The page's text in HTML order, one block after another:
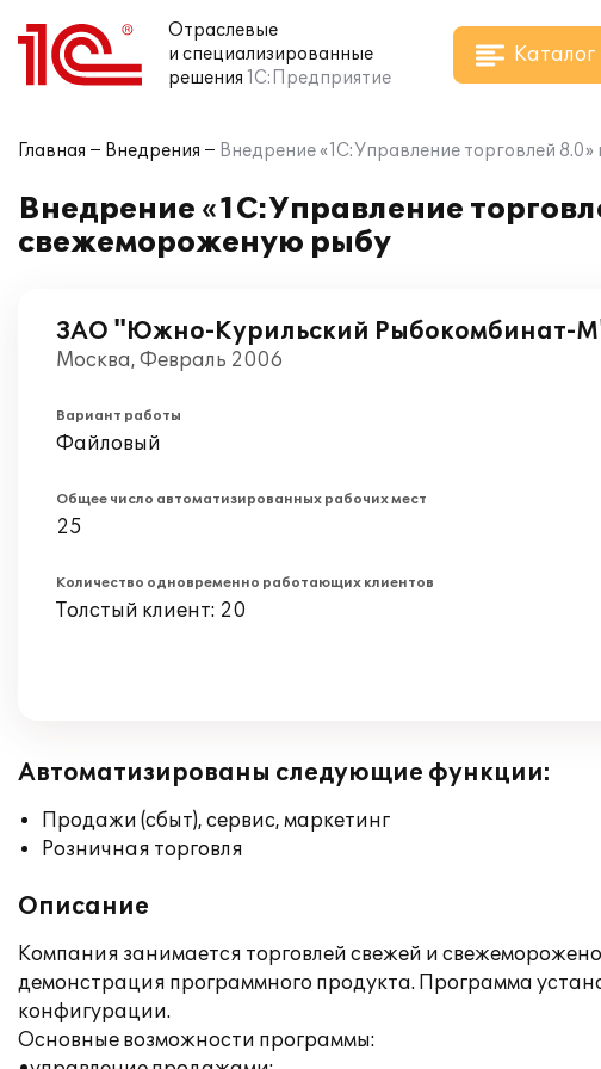
Отраслевые
и специализированные
решения 1С:Предприятие
Каталог
Главная Внедрения Внедрение «1С:Управление торговлей
Внедрение «1С:Управление
свежемороженую рыбу
ЗАО "Южно-Курильский Рыбокомбинат-
Москва, Февраль 2006
Вариант работы
Файловый
Общее число автоматизированных рабочих мест
25
Количество одновременно работающих клиентов
Толстый клиент: 20
Автоматизированы следующие функции:
Продажи (сбыт), сервис, маркетинг
Розничная торговля
Описание
Компания занимается торговлей свежей и
демонстрация программного продукта. Программа
конфигурации.
Основные возможности программы: